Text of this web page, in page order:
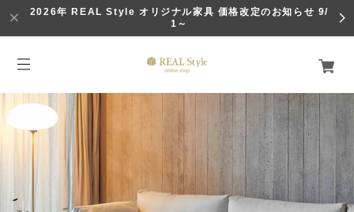
2026年 REAL Style オリジナル家具 価格改定のお知らせ 9/
1～